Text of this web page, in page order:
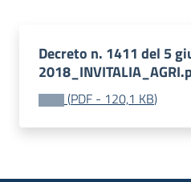
Decreto n. 1411 del 5
(PDF - 120,1 KB)